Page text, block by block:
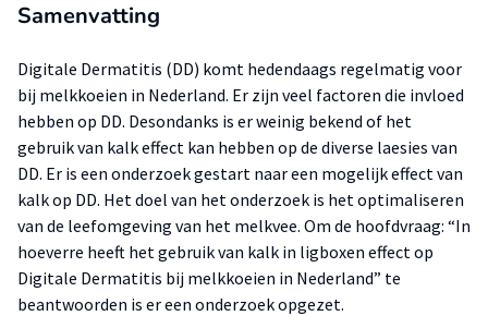
Samenvatting
Digitale Dermatitis (DD) komt hedendaags regelmatig voor
bij melkkoeien in Nederland. Er zijn veel factoren die invloed
hebben op DD. Desondanks is er weinig bekend of het
gebruik van kalk effect kan hebben op de diverse laesies van
DD. Er is een onderzoek gestart naar een mogelijk effect van
kalk op DD. Het doel van het onderzoek is het optimaliseren
van de leefomgeving van het melkvee. Om de hoofdvraag: “In
hoeverre heeft het gebruik van kalk in ligboxen effect op
Digitale Dermatitis bij melkkoeien in Nederland” te
beantwoorden is er een onderzoek opgezet.